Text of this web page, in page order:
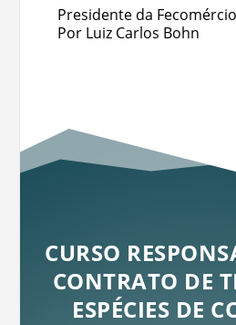
Presidente da
Por Luiz Carlos Bohn
CURSO
CONTRATO DE
ESPÉCIES DE